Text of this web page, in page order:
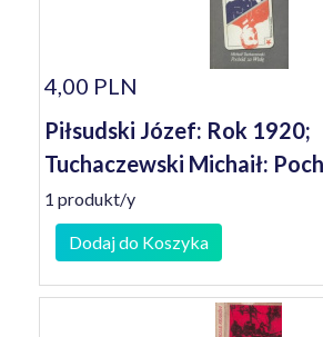
4,00 PLN
Piłsudski Józef: Rok 1920;
Tuchaczewski Michaił:
1 produkt/y
Dodaj do Koszyka